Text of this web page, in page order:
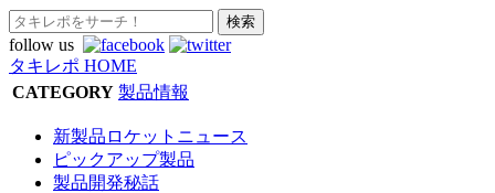
follow us
タキレポ HOME
CATEGORY 製品情報
新製品ロケットニュース
ピックアップ製品
製品開発秘話